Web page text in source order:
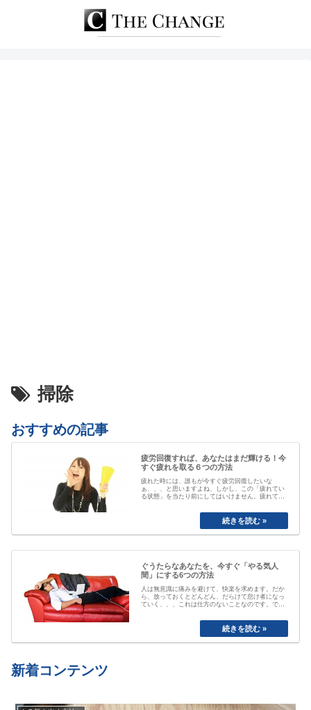
掃除
おすすめの記事
疲労回復すれば、あなたはまだ輝ける！今
すぐ疲れを取る６つの方法
疲れた時には、誰もが今すぐ疲労回復したいな
ぁ、、、と思いますよね、しかし、この「疲れてい
る状態」を当たり前にしてはいけません。疲れてい
がて気付かなくなってしまいます。「最近疲れてい
ますよね」と誰かに声を掛けられるまで、自分は大
丈夫と思ってしまっていたり、いつのまにか覇気が
感…
ぐうたらなあなたを、今すぐ「やる気人
間」にする6つの方法
人は無意識に痛みを避けて、快楽を求めます。だか
ら、放っておくとどんどん、だらけて怠け者になっ
ていく、、、これは仕方のないことなのです。で
私も以前は、おもいきり、「ぐうたら属性」でし
た。食べたら寝る、めんどくさいから明日でいい
や、、と言い続けて結局やらない、忘れてしまう
etc…
新着コンテンツ